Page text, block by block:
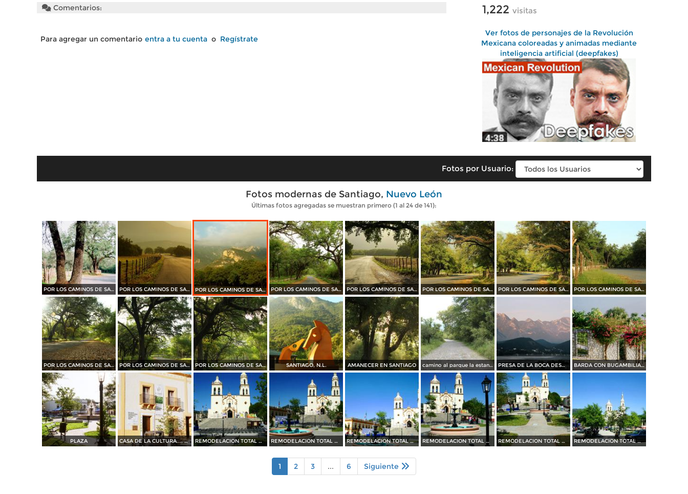
Comentarios:
Para agregar un comentario entra a tu cuenta o Regístrate
1,222 visitas
Ver fotos de personajes de la Revolución
Mexicana coloreadas y animadas mediante
inteligencia artificial (deepfakes)
Fotos por Usuario:
Fotos modernas de Santiago, Nuevo León
Últimas fotos agregadas se muestran primero (1 al 24 de 141):
POR LOS CAMINOS DE SANTIAGO POR LOS CAMINOS DE SANTIAGO POR LOS CAMINOS DE SANTIAGO POR LOS CAMINOS DE SANTIAGO POR LOS CAMINOS DE SANTIAGO POR LOS CAMINOS DE SANTIAGO POR LOS CAMINOS DE SANTIAGO POR LOS CAMINOS DE SANTIAGO
POR LOS CAMINOS DE SANTIAGO POR LOS CAMINOS DE SANTIAGO POR LOS CAMINOS DE SANTIAGO SANTIAGO, N.L. AMANECER EN SANTIAGO camino al parque la estanzuela PRESA DE LA BOCA DESDE BAHIA ESCONDIDA....35 MM BARDA CON BUGAMBILIAS....35 mm
PLAZA CASA DE LA CULTURA.... 35 mm REMODELACION TOTAL DE PLAZA OCAMPO (2010) REMODELACION TOTAL DE PLAZA OCAMPO (2010) REMODELACION TOTAL DE PLAZA OCAMPO (2010) REMODELACION TOTAL DE PLAZA OCAMPO (2010) REMODELACION TOTAL DE PLAZA OCAMPO (2010) REMODELACION TOTAL DE PLAZA OCAMPO (2010)
1 2 3 ... 6 Siguiente